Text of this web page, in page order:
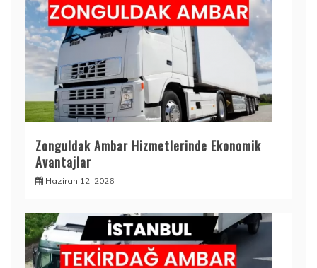
Zonguldak Ambar Hizmetlerinde Ekonomik
Avantajlar
Haziran 12, 2026